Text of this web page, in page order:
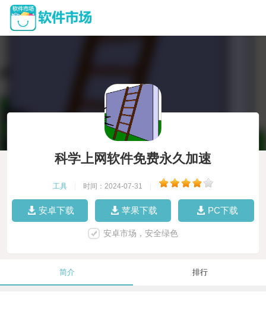
科学上网软件免费永久加速
工具 时间：2024-07-31
安卓下载 苹果下载 PC下载
安卓市场，安全绿色
简介 排行